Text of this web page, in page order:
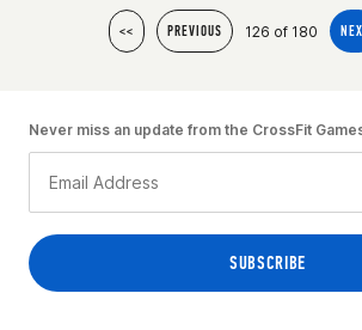
<< PREVIOUS 126 of 180
Never miss an update from the CrossFit